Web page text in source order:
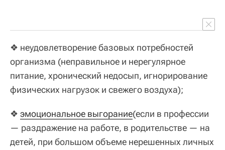
❖ неудовлетворение базовых потребностей
организма (неправильное и нерегулярное
питание, хронический недосып, игнорирование
физических нагрузок и свежего воздуха);
❖ эмоциональное выгорание(если в профессии
— раздражение на работе, в родительстве — на
детей, при большом объеме нерешенных личных